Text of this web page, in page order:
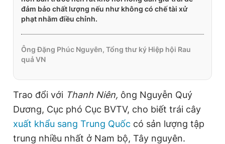
đảm bảo chất lượng nếu như không có chế tài xử
phạt nhằm điều chỉnh.
Ông Đặng Phúc Nguyên, Tổng thư ký Hiệp hội Rau
quả VN
Trao đổi với Thanh Niên, ông Nguyễn Quý
Dương, Cục phó Cục BVTV, cho biết trái cây
xuất khẩu sang Trung Quốc có sản lượng tập
trung nhiều nhất ở Nam bộ, Tây nguyên.